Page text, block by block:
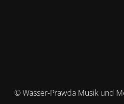
© Wasser-Prawda Musik und